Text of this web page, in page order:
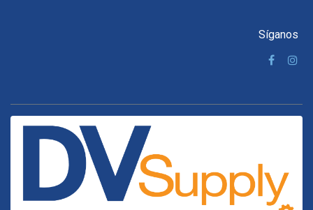
Síganos